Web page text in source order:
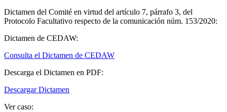
Dictamen del Comité en virtud del artículo 7, párrafo 3, del
Protocolo Facultativo respecto de la comunicación núm. 153/2020:
Dictamen de CEDAW:
Consulta el Dictamen de CEDAW
Descarga el Dictamen en PDF:
Descargar Dictamen
Ver caso: